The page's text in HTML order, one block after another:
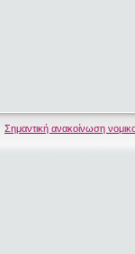
Σημαντική ανακοίνωση